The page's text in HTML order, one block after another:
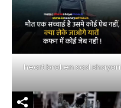
heart broken sad shayari